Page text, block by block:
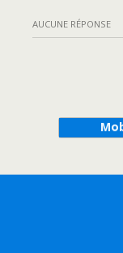
AUCUNE RÉPONSE